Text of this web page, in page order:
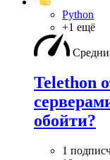
Python
+1 ещё
Telethon
обойти?
1